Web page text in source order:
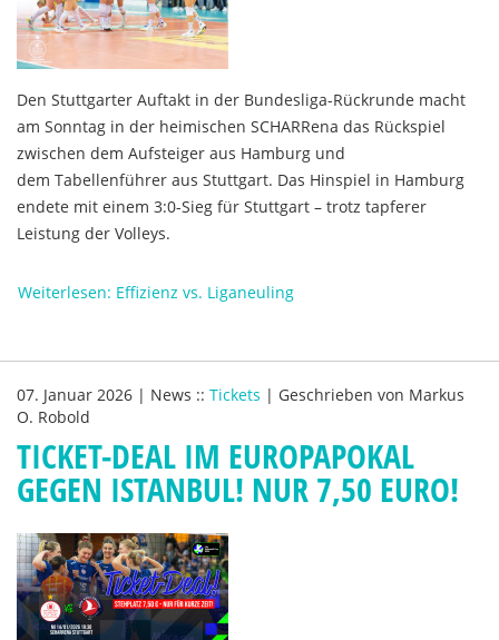
Den Stuttgarter Auftakt in der Bundesliga-Rückrunde macht
am Sonntag in der heimischen SCHARRena das Rückspiel
zwischen dem Aufsteiger aus Hamburg und
dem Tabellenführer aus Stuttgart. Das Hinspiel in Hamburg
endete mit einem 3:0-Sieg für Stuttgart – trotz tapferer
Leistung der Volleys.
Weiterlesen: Effizienz vs. Liganeuling
07. Januar 2026 | News :: Tickets | Geschrieben von Markus
O. Robold
TICKET-DEAL IM EUROPAPOKAL
GEGEN ISTANBUL! NUR 7,50 EURO!